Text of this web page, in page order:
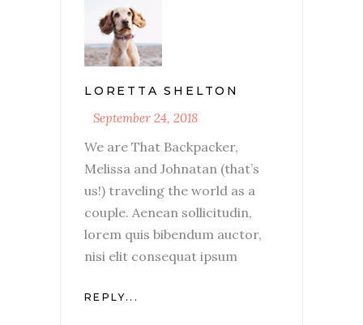
LORETTA SHELTON
September 24, 2018
We are That Backpacker,
Melissa and Johnatan (that’s
us!) traveling the world as a
couple. Aenean sollicitudin,
lorem quis bibendum auctor,
nisi elit consequat ipsum
REPLY...